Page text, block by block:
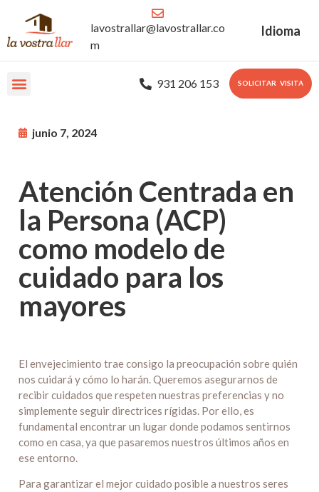
lavostrallar@lavostrallar.co
m
Idioma
931 206 153 SOLICITAR VISITA
junio 7, 2024
Atención Centrada en
la Persona (ACP)
como modelo de
cuidado para los
mayores
El envejecimiento trae consigo la preocupación sobre quién
nos cuidará y cómo lo harán. Queremos asegurarnos de
recibir cuidados que respeten nuestras preferencias y no
simplemente seguir directrices rígidas. Por ello, es
fundamental encontrar un lugar donde podamos sentirnos
como en casa, ya que pasaremos nuestros últimos años en
ese entorno.
Para garantizar el mejor cuidado posible a nuestros seres